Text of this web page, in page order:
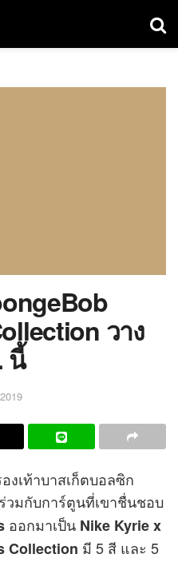
วาง
นี้
งเท้าบาสเก็ตบอลซิก
วมกับการ์ตูนที่เขาชื่นชอบ
ออกมาเป็น Nike Kyrie x
Collection มี 5 สี และ 5